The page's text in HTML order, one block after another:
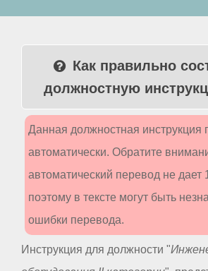
Как правильно
должностную
Данная должностная инструкция
автоматически. Обратите
автоматический перевод не дает
поэтому в тексте могут быть
ошибки перевода.
Инструкция для должности "